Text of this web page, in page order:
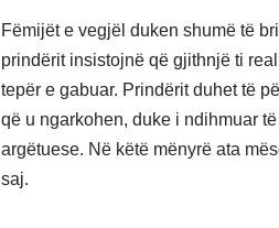
Fëmijët e vegjël duken shumë të
prindërit insistojnë që gjithnjë ti
tepër e gabuar. Prindërit duhet të
që u ngarkohen, duke i ndihmuar
argëtuese. Në këtë mënyrë ata
saj.